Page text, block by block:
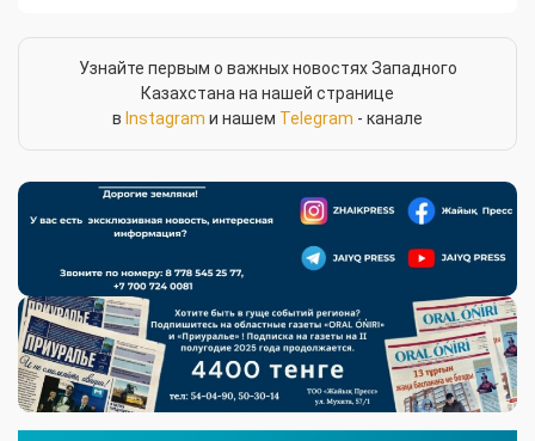
Узнайте первым о важных новостях Западного
Казахстана на нашей странице
в Instagram и нашем Telegram - канале